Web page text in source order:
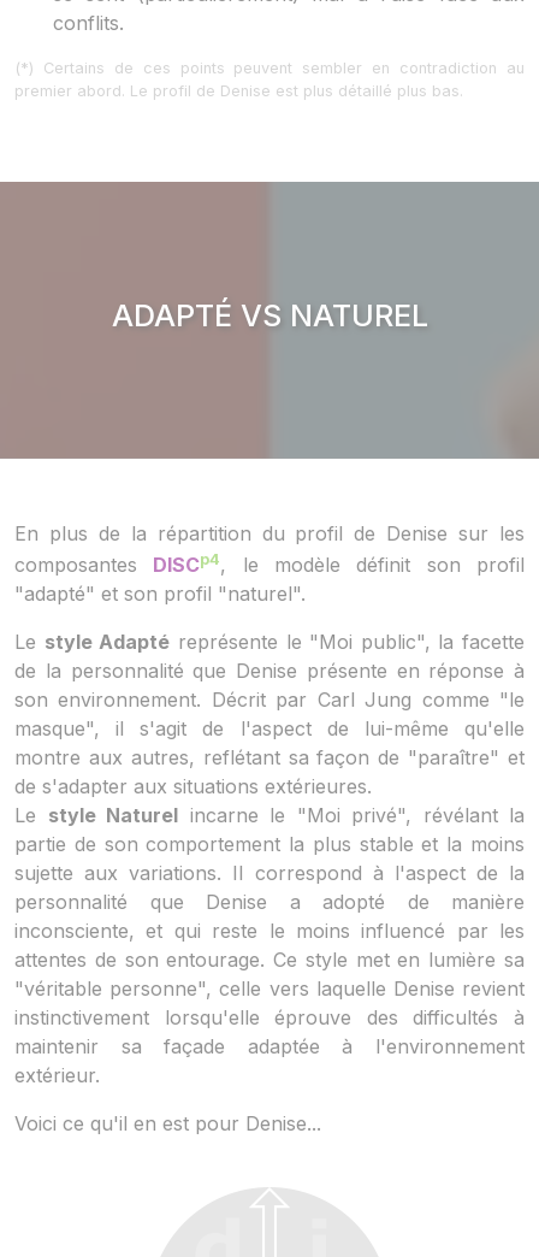
conflits.
(*) Certains de ces points peuvent sembler en contradiction au
premier abord. Le profil de Denise est plus détaillé plus bas.
ADAPTÉ VS NATUREL
En plus de la répartition du profil de Denise sur les
composantes DISCp4, le modèle définit son profil
"adapté" et son profil "naturel".
Le style Adapté représente le "Moi public", la facette
de la personnalité que Denise présente en réponse à
son environnement. Décrit par Carl Jung comme "le
masque", il s'agit de l'aspect de lui-même qu'elle
montre aux autres, reflétant sa façon de "paraître" et
de s'adapter aux situations extérieures.
Le style Naturel incarne le "Moi privé", révélant la
partie de son comportement la plus stable et la moins
sujette aux variations. Il correspond à l'aspect de la
personnalité que Denise a adopté de manière
inconsciente, et qui reste le moins influencé par les
attentes de son entourage. Ce style met en lumière sa
"véritable personne", celle vers laquelle Denise revient
instinctivement lorsqu'elle éprouve des difficultés à
maintenir sa façade adaptée à l'environnement
extérieur.
Voici ce qu'il en est pour Denise...